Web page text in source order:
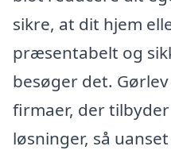
sikre, at dit hjem
præsentabelt og
besøger det.
firmaer, der
løsninger, så